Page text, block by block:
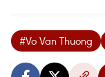
#Vo Van Thuong